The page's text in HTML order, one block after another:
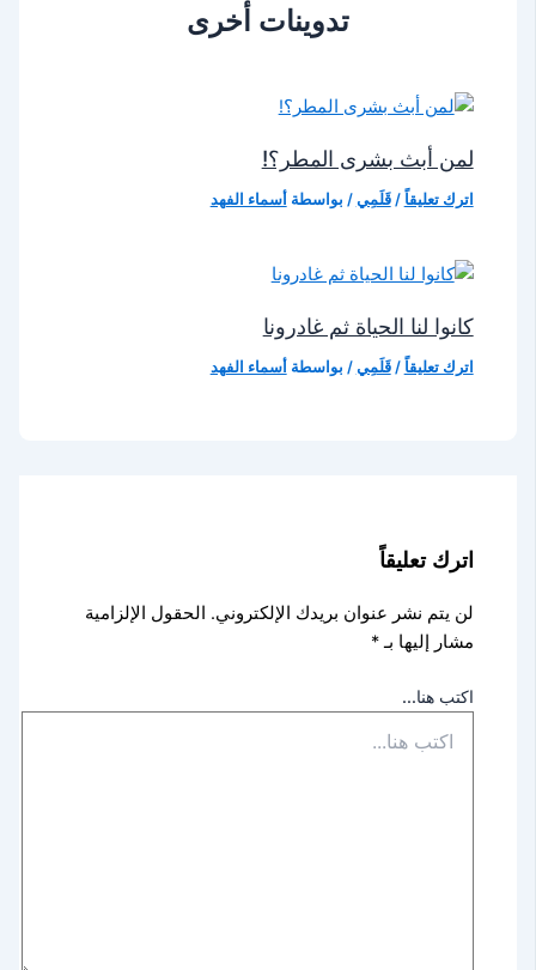
تدوينات أخرى
لمن أبث بشرى المطر؟!
اترك تعليقاً /قَلَمِي / بواسطة أسماء الفهد
كانوا لنا الحياة ثم غادرونا
اترك تعليقاً /قَلَمِي / بواسطة أسماء الفهد
اترك تعليقاً
لن يتم نشر عنوان بريدك الإلكتروني. الحقول الإلزامية
مشار إليها بـ*
اكتب هنا...